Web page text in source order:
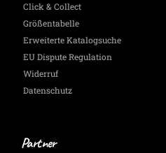
Click & Collect
Größentabelle
Erweiterte Katalogsuche
EU Dispute Regulation
Widerruf
Datenschutz
Partner